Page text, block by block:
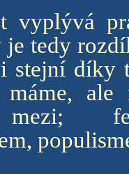
vyplývá
je tedy
stejní díky
ale